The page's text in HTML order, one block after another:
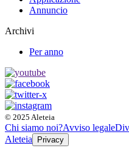
Annuncio
Archivi
Per anno
© 2025 Aleteia
Chi siamo noi?Avviso legale
Aleteia
Privacy